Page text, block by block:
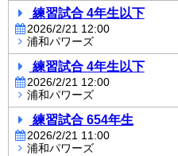
練習試合 4年生以下
2026/2/21 12:00
浦和パワーズ
練習試合 4年生以下
2026/2/21 12:00
浦和パワーズ
練習試合 654年生
2026/2/21 11:00
浦和パワーズ